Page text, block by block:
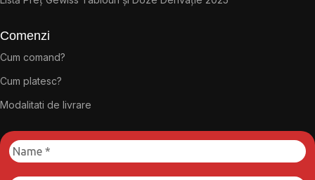
Comenzi
Cum comand?
Cum platesc?
Modalitati de livrare